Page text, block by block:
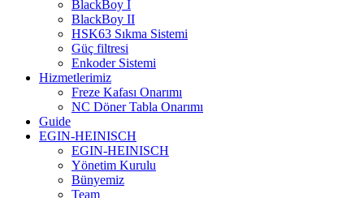
BlackBoy I
BlackBoy II
HSK63 Sıkma Sistemi
Güç filtresi
Enkoder Sistemi
Hizmetlerimiz
Freze Kafası Onarımı
NC Döner Tabla Onarımı
Guide
EGIN-HEINISCH
EGIN-HEINISCH
Yönetim Kurulu
Bünyemiz
Team